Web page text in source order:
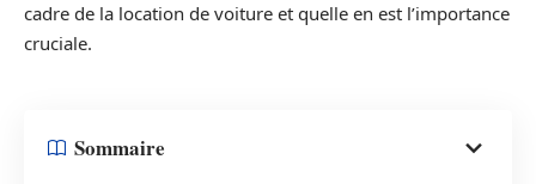
cadre de la location de voiture et quelle en est l’importance
cruciale.
Sommaire